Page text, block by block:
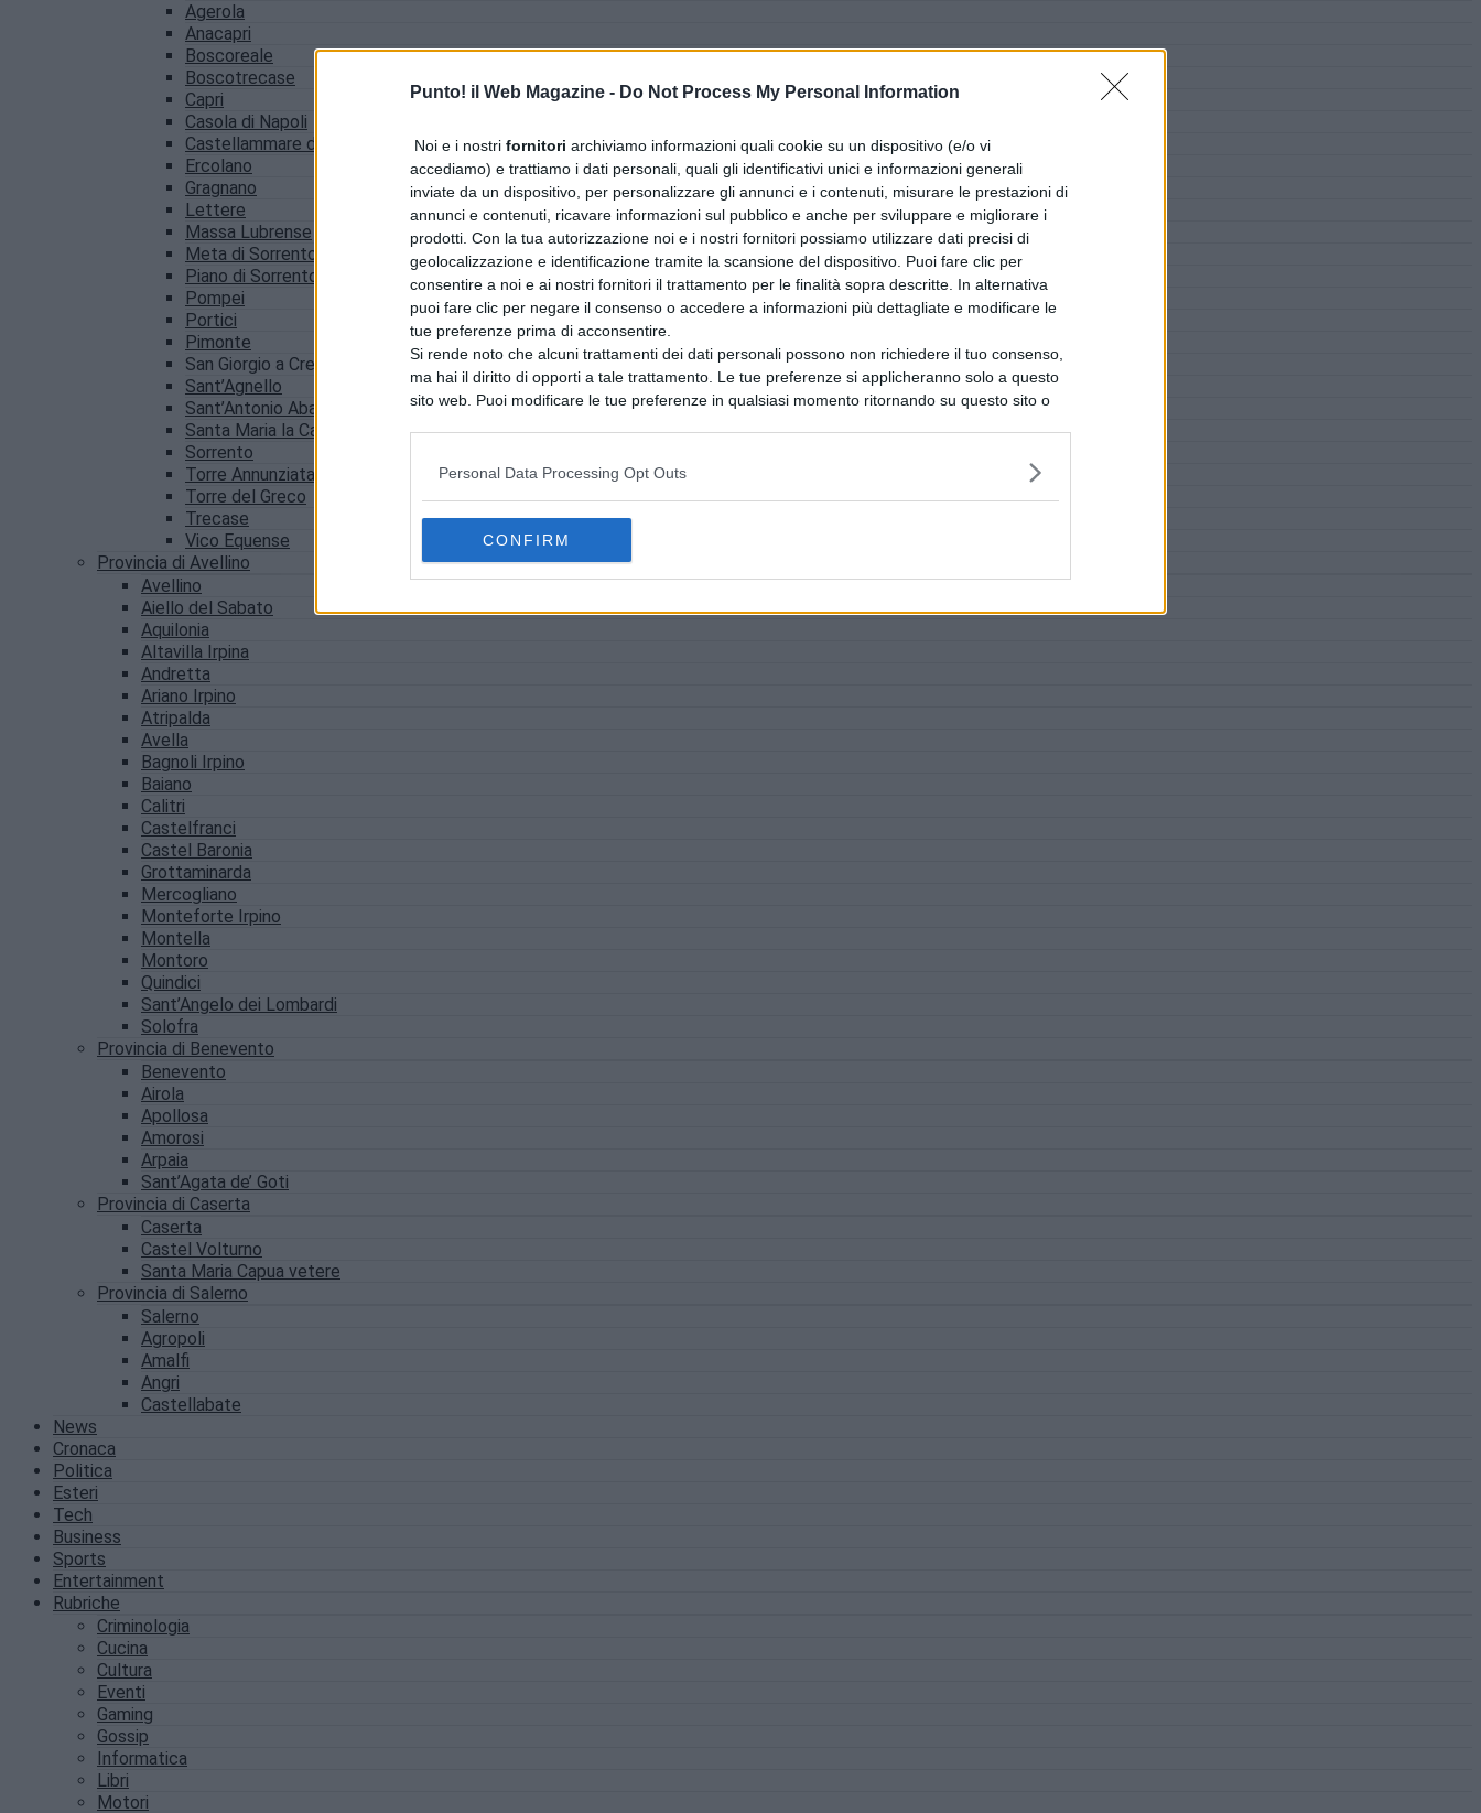
Punto! il Web Magazine - Do Not Process My Personal Information
Noi e i nostri fornitori archiviamo informazioni quali cookie su un dispositivo (e/o vi
accediamo) e trattiamo i dati personali, quali gli identificativi unici e informazioni generali
inviate da un dispositivo, per personalizzare gli annunci e i contenuti, misurare le prestazioni di
annunci e contenuti, ricavare informazioni sul pubblico e anche per sviluppare e migliorare i
prodotti. Con la tua autorizzazione noi e i nostri fornitori possiamo utilizzare dati precisi di
geolocalizzazione e identificazione tramite la scansione del dispositivo. Puoi fare clic per
consentire a noi e ai nostri fornitori il trattamento per le finalità sopra descritte. In alternativa
puoi fare clic per negare il consenso o accedere a informazioni più dettagliate e modificare le
tue preferenze prima di acconsentire.
Si rende noto che alcuni trattamenti dei dati personali possono non richiedere il tuo consenso,
ma hai il diritto di opporti a tale trattamento. Le tue preferenze si applicheranno solo a questo
sito web. Puoi modificare le tue preferenze in qualsiasi momento ritornando su questo sito o
Personal Data Processing Opt Outs
CONFIRM
Agerola
Anacapri
Boscoreale
Boscotrecase
Capri
Casola di Napoli
Castellammare di Stabia
Ercolano
Gragnano
Lettere
Massa Lubrense
Meta di Sorrento
Piano di Sorrento
Pompei
Portici
Pimonte
San Giorgio a Cremano
Sant’Agnello
Sant’Antonio Abate
Santa Maria la Carità
Sorrento
Torre Annunziata
Torre del Greco
Trecase
Vico Equense
Provincia di Avellino
Avellino
Aiello del Sabato
Aquilonia
Altavilla Irpina
Andretta
Ariano Irpino
Atripalda
Avella
Bagnoli Irpino
Baiano
Calitri
Castelfranci
Castel Baronia
Grottaminarda
Mercogliano
Monteforte Irpino
Montella
Montoro
Quindici
Sant’Angelo dei Lombardi
Solofra
Provincia di Benevento
Benevento
Airola
Apollosa
Amorosi
Arpaia
Sant’Agata de’ Goti
Provincia di Caserta
Caserta
Castel Volturno
Santa Maria Capua vetere
Provincia di Salerno
Salerno
Agropoli
Amalfi
Angri
Castellabate
News
Cronaca
Politica
Esteri
Tech
Business
Sports
Entertainment
Rubriche
Criminologia
Cucina
Cultura
Eventi
Gaming
Gossip
Informatica
Libri
Motori